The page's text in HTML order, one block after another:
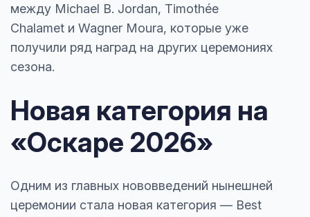
между Michael B. Jordan, Timothée
Chalamet и Wagner Moura, которые уже
получили ряд наград на других церемониях
сезона.
Новая категория на
«Оскаре 2026»
Одним из главных нововведений нынешней
церемонии стала новая категория — Best